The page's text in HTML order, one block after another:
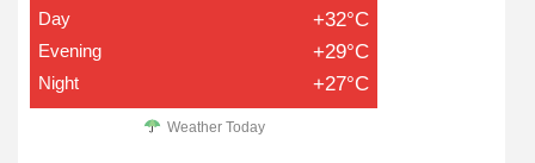
Day +32°C
Evening +29°C
Night +27°C
Weather Today